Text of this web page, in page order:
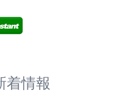
着情報